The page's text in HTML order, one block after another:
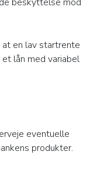
en lav startrente
lån med variabel
eventuelle
produkter.